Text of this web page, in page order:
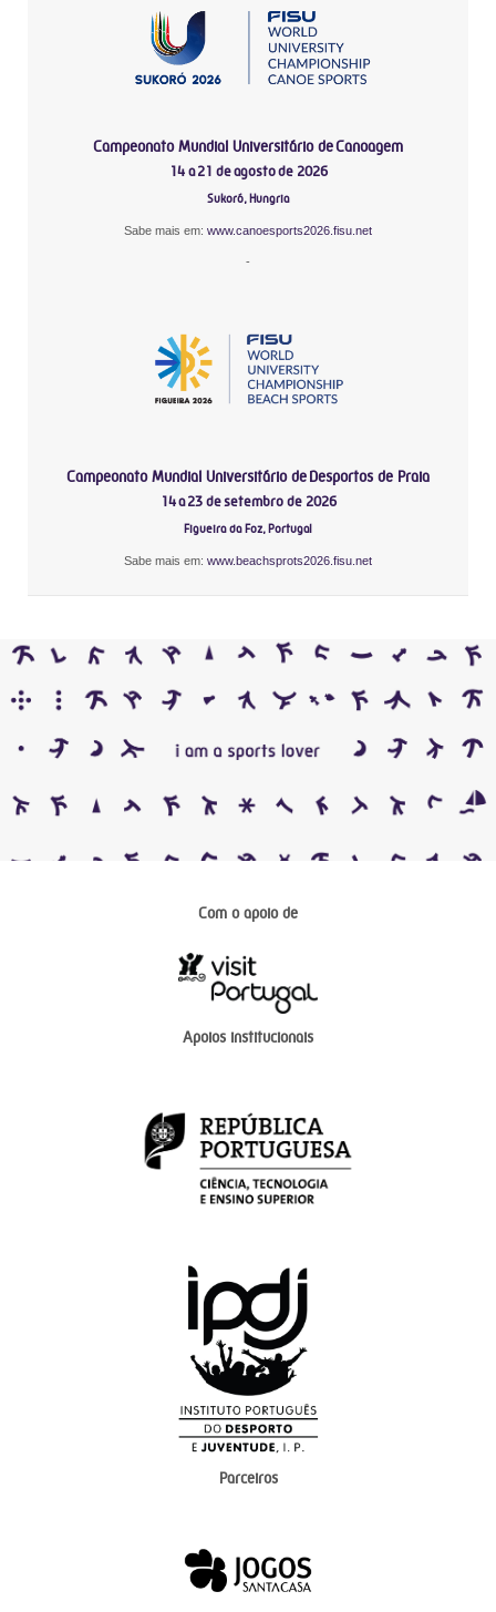
Campeonato Mundial Universitário de Canoagem
14 a 21 de agosto de 2026
Sukoró, Hungria
Sabe mais em: www.canoesports2026.fisu.net
-
Campeonato Mundial Universitário de Desportos de Praia
14 a 23 de setembro de 2026
Figueira da Foz, Portugal
Sabe mais em: www.beachsprots2026.fisu.net
Com o apoio de
Apoios institucionais
Parceiros